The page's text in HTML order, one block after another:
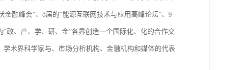
融峰会”、8届的“能源互联网技术与应用高峰论坛”、9
政、产、学、研、金”各界创造一个国际化、化的合作交
术界科学家与、市场分析机构、金融机构和媒体的代表